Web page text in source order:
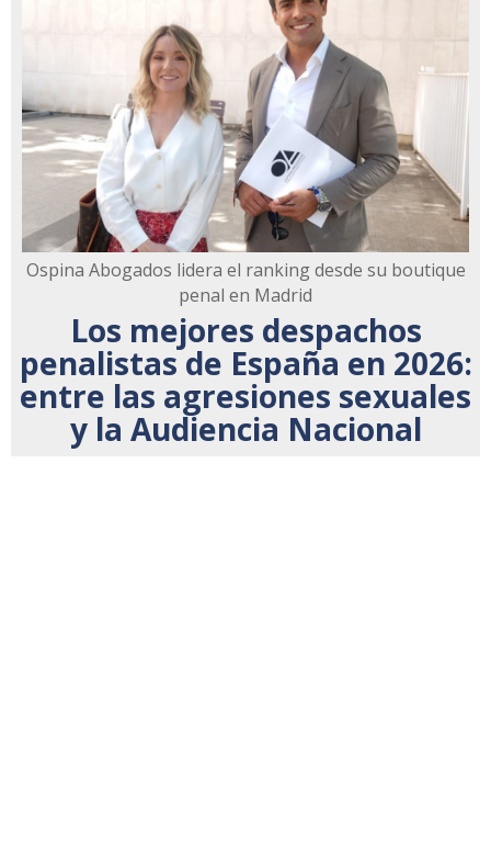
Ospina Abogados lidera el ranking desde su boutique
penal en Madrid
Los mejores despachos
penalistas de España en 2026:
entre las agresiones sexuales
y la Audiencia Nacional